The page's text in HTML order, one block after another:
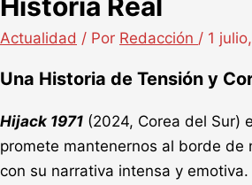
Actualidad / Por Redacción / 1
Una Historia de Tensión y
Hijack 1971 (2024, Corea del Sur)
promete mantenernos al borde de
con su narrativa intensa y